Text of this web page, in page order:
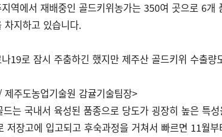
역에서 재배중인 골드키위농가는 350여 곳으로 6개
차지하고 있습니다.
19로 잠시 주춤하긴 했지만 제주산 골드키위 수출량
주도농업기술원 감귤기술팀장>
는 국내서 육성된 품종으로 당도가 굉장히 높은 특
저장고에 입고되고 후숙과정을 거쳐서 빠르면 11월